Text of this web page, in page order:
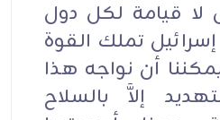
لا قيامة لكل دول
تملك القوة
أن نواجه هذا
إلاَّ بالسلاح